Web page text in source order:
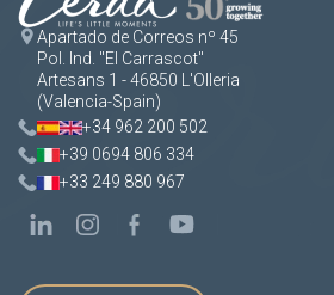
Apartado de Correos nº 45
Pol. Ind. "El Carrascot"
Artesans 1 - 46850 L'Olleria
(Valencia-Spain)
+34 962 200 502
+39 0694 806 334
+33 249 880 967